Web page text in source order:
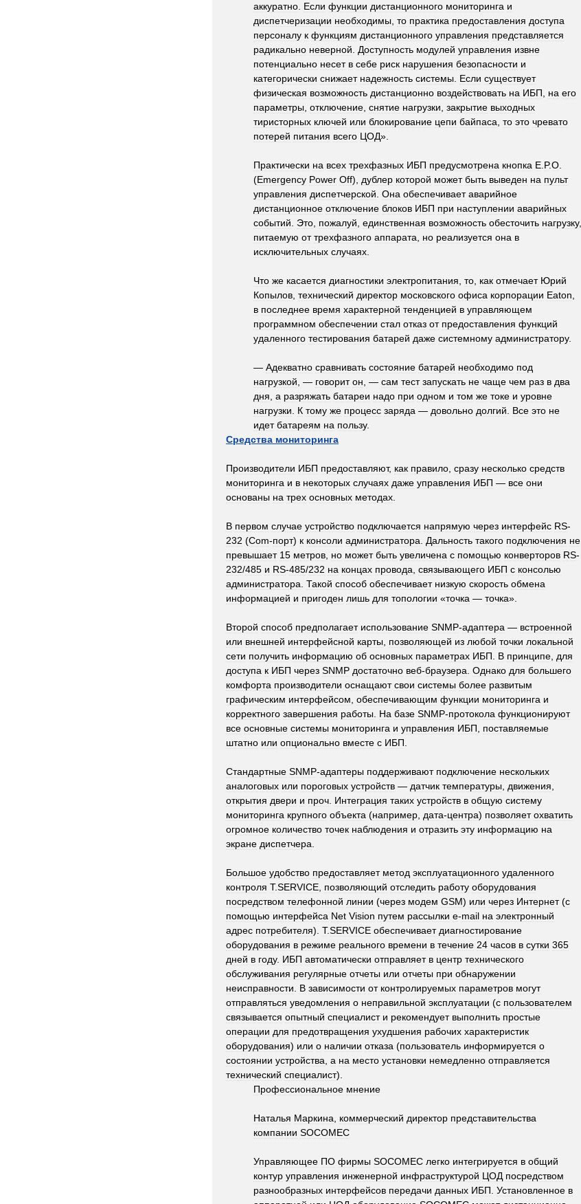
аккуратно Если функции дистанционного мониторинга и
диспетчеризации необходимы то практика предоставления доступа
персоналу к функциям дистанционного управления представляется
радикально неверной Доступность модулей управления извне
потенциально несет в себе риск нарушения безопасности и
категорически снижает надежность системы Если существует
физическая возможность дистанционно воздействовать на ИБП на его
параметры отключение снятие нагрузки закрытие выходных
тиристорных ключей или блокирование цепи байпаса то это чревато
потерей питания всего ЦОД».
Практически на всех трехфазных ИБП предусмотрена кнопка E P.O
(Emergency Power Off), дублер которой может быть выведен на пульт
управления диспетчерской Она обеспечивает аварийное
дистанционное отключение блоков ИБП при наступлении аварийных
событий
Это пожалуй единственная возможность обесточить нагрузку,
питаемую от трехфазного аппарата но реализуется она в
исключительных случаях
Что же касается диагностики электропитания то как отмечает Юрий
Копылов технический директор московского офиса корпорации Eaton
в последнее время характерной тенденцией в управляющем
программном обеспечении стал отказ от предоставления функций
удаленного тестирования батарей даже системному администратору.
— Адекватно сравнивать состояние батарей необходимо под
нагрузкой , — говорит он , — сам тест запускать не чаще чем раз в два
дня а разряжать батареи надо при одном и том же токе и уровне
нагрузки
К тому же процесс заряда — довольно долгий Все это не
идет батареям на пользу.
Средства мониторинга
Производители ИБП предоставляют, как правило сразу несколько средств
мониторинга и в некоторых случаях даже управления ИБП — все они
основаны на трех основных методах
В первом случае устройство подключается напрямую через интерфейс RS-
232 (Com-порт) к консоли администратора Дальность такого подключения не
превышает 15 метров но может быть увеличена с помощью конверторов RS-
232/485 и RS-485/232 на концах провода связывающего ИБП с консолью
администратора Такой способ обеспечивает низкую скорость обмена
информацией и пригоден лишь для топологии «точка — точка».
Второй способ предполагает использование SNMP-адаптера — встроенной
или внешней интерфейсной карты позволяющей из любой точки локальной
сети получить информацию об основных параметрах ИБП В принципе для
доступа к ИБП через SNMP достаточно веб-браузера Однако для большего
комфорта производители оснащают свои системы более развитым
графическим интерфейсом обеспечивающим функции мониторинга и
корректного завершения работы На базе SNMP-протокола функционируют
все основные системы мониторинга и управления ИБП
поставляемые
штатно или опционально вместе с ИБП
Стандартные SNMP-адаптеры поддерживают подключение нескольких
аналоговых или пороговых устройств — датчик температуры движения
открытия двери и проч Интеграция таких устройств в общую систему
мониторинга крупного объекта (например дата-центра) позволяет охватить
огромное количество точек наблюдения и отразить эту информацию на
экране диспетчера
Большое удобство предоставляет метод эксплуатационного удаленного
контроля T.SERVICE позволяющий отследить работу оборудования
посредством телефонной линии (через модем GSM) или через Интернет(с
помощью интерфейса Net Vision путем рассылки e-mail на электронный
адрес потребителя). T.SERVICE обеспечивает диагностирование
оборудования в режиме реального времени в течение 24 часов в сутки 365
дней в году. ИБП автоматически отправляет в центр технического
обслуживания регулярные отчеты или отчеты при обнаружении
неисправности
В зависимости от контролируемых параметров могут
отправляться уведомления о неправильной эксплуатации (с пользователем
связывается опытный специалист и рекомендует выполнить простые
операции для предотвращения ухудшения рабочих характеристик
оборудования) или о наличии отказа (пользователь информируется о
состоянии устройства а на место установки немедленно отправляется
технический специалист).
Профессиональное мнение
Наталья Маркина коммерческий директор представительства
компании SOCOMEC
Управляющее ПО фирмы SOCOMEC легко интегрируется в общий
контур управления инженерной инфраструктурой ЦОД посредством
разнообразных интерфейсов передачи данных ИБП Установленное в